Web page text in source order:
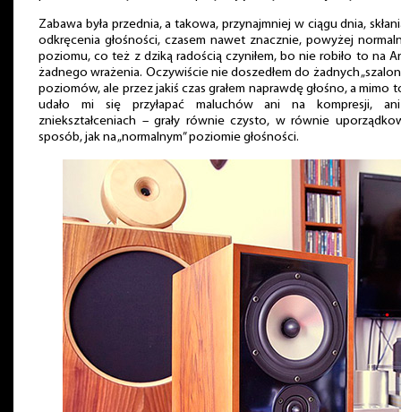
Zabawa była przednia, a takowa, przynajmniej w ciągu dnia,
odkręcenia głośności, czasem nawet znacznie, powyżej
poziomu, co też z dziką radością czyniłem, bo nie robiło to na
żadnego wrażenia. Oczywiście nie doszedłem do żadnych
poziomów, ale przez jakiś czas grałem naprawdę głośno, a mimo
udało mi się przyłapać maluchów ani na kompresji,
zniekształceniach – grały równie czysto, w równie
sposób, jak na „normalnym” poziomie głośności.